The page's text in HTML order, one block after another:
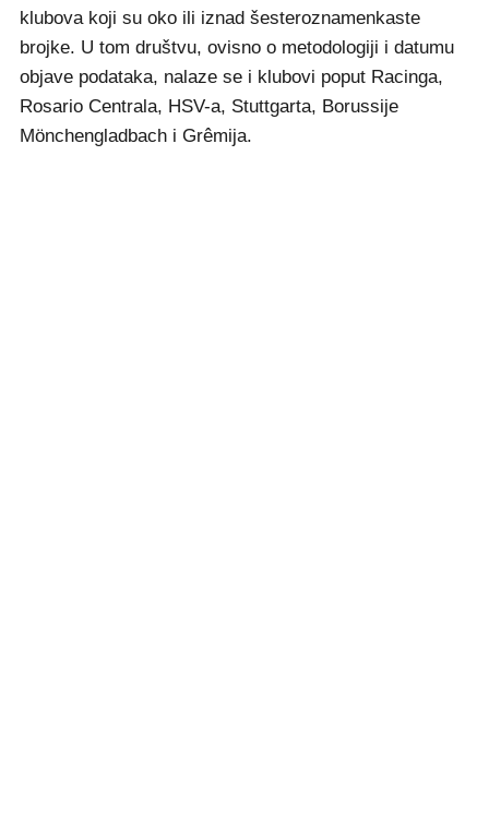
klubova koji su oko ili iznad šesteroznamenkaste
brojke. U tom društvu, ovisno o metodologiji i datumu
objave podataka, nalaze se i klubovi poput Racinga,
Rosario Centrala, HSV-a, Stuttgarta, Borussije
Mönchengladbach i Grêmija.